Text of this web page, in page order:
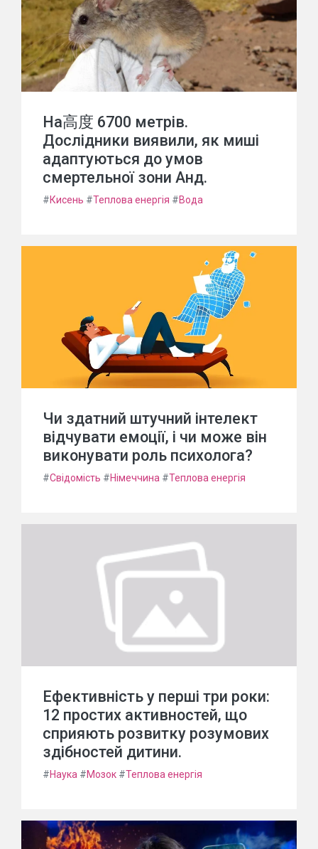
На高度 6700 метрів.
Дослідники виявили, як миші
адаптуються до умов
смертельної зони Анд.
#Кисень #Теплова енергія #Вода
Чи здатний штучний інтелект
відчувати емоції, і чи може він
виконувати роль психолога?
#Свідомість #Німеччина #Теплова енергія
Ефективність у перші три роки:
12 простих активностей, що
сприяють розвитку розумових
здібностей дитини.
#Наука #Мозок #Теплова енергія